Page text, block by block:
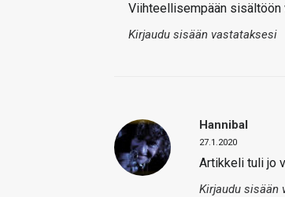
Viihteellisempään sisältöön
Kirjaudu sisään vastataksesi
Hannibal
27.1.2020
Artikkeli tuli jo
Kirjaudu sisään